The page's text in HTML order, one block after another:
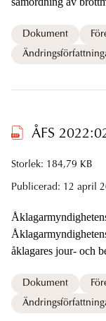
Dokument
ÅFS
Storlek: 184,79 KB
Publicerad: 12 april
åklagares jour- och
Dokument